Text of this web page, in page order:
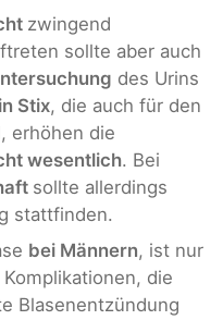
zwingend
sollte aber auch
des Urins
Stix, die auch für den
erhöhen die
wesentlich. Bei
sollte allerdings
stattfinden.
bei Männern, ist nur
die
Blasenentzündung